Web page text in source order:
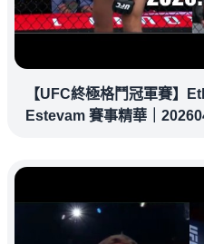
【UFC終極格鬥冠軍賽】
Estevam 賽事精華｜